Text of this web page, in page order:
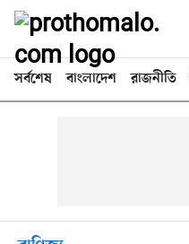
সর্বশেষ বাংলাদেশ রাজনীতি